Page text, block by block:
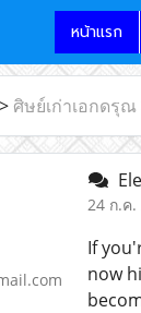
หน้าแรก
> ศิษย์เก่าเอกดรุณ
24 ก.ค.
If
now